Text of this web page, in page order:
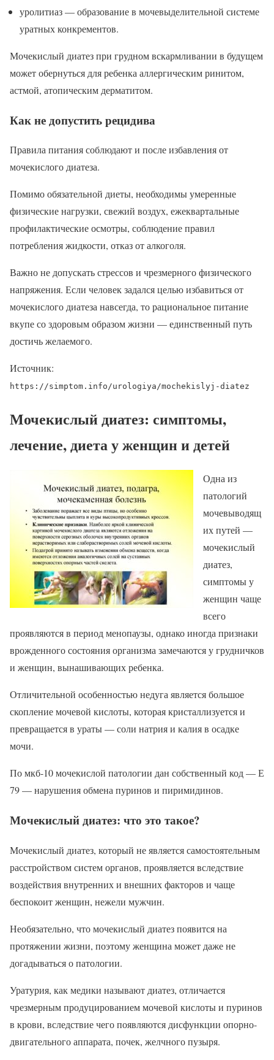
уролитиаз — образование в мочевыделительной системе
уратных конкрементов.
Мочекислый диатез при грудном вскармливании в будущем
может обернуться для ребенка аллергическим ринитом,
астмой, атопическим дерматитом.
Как не допустить рецидива
Правила питания соблюдают и после избавления от
мочекислого диатеза.
Помимо обязательной диеты, необходимы умеренные
физические нагрузки, свежий воздух, ежеквартальные
профилактические осмотры, соблюдение правил
потребления жидкости, отказ от алкоголя.
Важно не допускать стрессов и чрезмерного физического
напряжения. Если человек задался целью избавиться от
мочекислого диатеза навсегда, то рациональное питание
вкупе со здоровым образом жизни — единственный путь
достичь желаемого.
Источник:
https://simptom.info/urologiya/mochekislyj-diatez
Мочекислый диатез: симптомы,
лечение, диета у женщин и детей
Одна из
патологий
мочевыводящ
их путей —
мочекислый
диатез,
симптомы у
женщин чаще
всего
проявляются в период менопаузы, однако иногда признаки
врожденного состояния организма замечаются у грудничков
и женщин, вынашивающих ребенка.
Отличительной особенностью недуга является большое
скопление мочевой кислоты, которая кристаллизуется и
превращается в ураты — соли натрия и калия в осадке
мочи.
По мкб-10 мочекислой патологии дан собственный код — Е
79 — нарушения обмена пуринов и пиримидинов.
Мочекислый диатез: что это такое?
Мочекислый диатез, который не является самостоятельным
расстройством систем органов, проявляется вследствие
воздействия внутренних и внешних факторов и чаще
беспокоит женщин, нежели мужчин.
Необязательно, что мочекислый диатез появится на
протяжении жизни, поэтому женщина может даже не
догадываться о патологии.
Уратурия, как медики называют диатез, отличается
чрезмерным продуцированием мочевой кислоты и пуринов
в крови, вследствие чего появляются дисфункции опорно-
двигательного аппарата, почек, желчного пузыря.